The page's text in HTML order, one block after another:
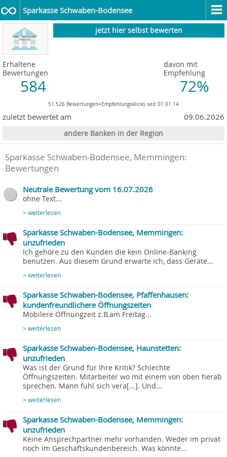
Sparkasse Schwaben-Bodensee
jetzt hier selbst bewerten
Erhaltene
Bewertungen
584
davon mit
Empfehlung
72%
51.526 Bewertungen+Empfehlungsklicks seit 01.01.14
zuletzt bewertet am 09.06.2026
andere Banken in der Region
Sparkasse Schwaben-Bodensee, Memmingen:
Bewertungen
Neutrale Bewertung vom 16.07.2026
ohne Text...
> weiterlesen
Sparkasse Schwaben-Bodensee, Memmingen:
unzufrieden
Ich gehöre zu den Kunden die kein Online-Banking
benutzen. Aus diesem Grund erwarte ich, dass Geräte...
> weiterlesen
Sparkasse Schwaben-Bodensee, Pfaffenhausen:
kundenfreundlichere Öffnungszeiten
Mobilere Öffnungzeit z.B.am Freitag...
> weiterlesen
Sparkasse Schwaben-Bodensee, Haunstetten:
unzufrieden
Was ist der Grund für Ihre Kritik? Schlechte
Öffnungszeiten. Mitarbeiter wo mit einem von oben herab
sprechen. Mann fühl sich vera[...]. Und...
> weiterlesen
Sparkasse Schwaben-Bodensee, Memmingen:
unzufrieden
Keine Ansprechpartner mehr vorhanden. Weder im privat
noch im Geschäftskundenbereich. Was könnte...